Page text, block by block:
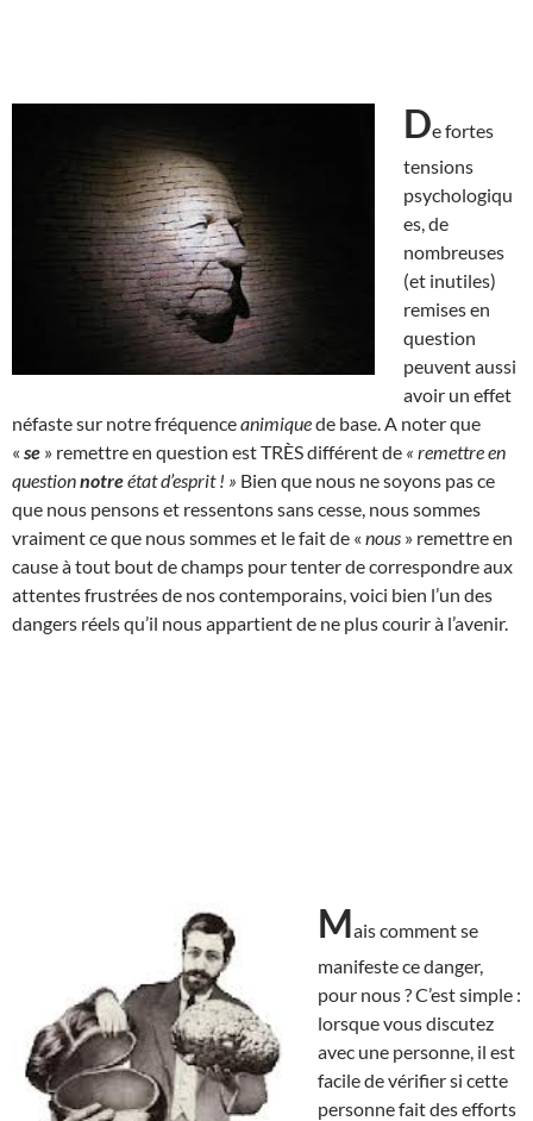
De fortes
tensions
psychologiqu
es, de
nombreuses
(et inutiles)
remises en
question
peuvent aussi
avoir un effet
néfaste sur notre fréquenceanimiquede base. A noter que
« se » remettre en question est TRÈS différent de « remettre en
questionnotreétat d’esprit ! » Bien que nous ne soyons pas ce
que nous pensons et ressentons sans cesse, nous sommes
vraiment ce que nous sommes et le fait de « nous » remettre en
cause à tout bout de champs pour tenter de correspondre aux
attentes frustrées de nos contemporains, voici bien l’un des
dangers réels qu’il nous appartient de ne plus courir à l’avenir.
Mais comment se
manifeste ce danger,
pour nous ? C’est simple :
lorsque vous discutez
avec une personne, il est
facile de vérifier si cette
personne fait des efforts